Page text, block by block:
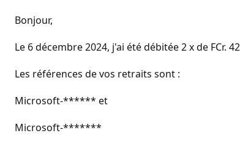
Bonjour,
Le 6 décembre 2024, j'ai été débitée 2 x de FCr.
Les références de vos retraits sont :
Microsoft-****** et
Microsoft-*******